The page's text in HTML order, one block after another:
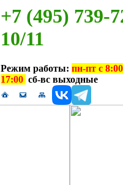
+7 (495) 739-
10/11
Режим работы: пн-пт с
17:00 сб-вс выходные